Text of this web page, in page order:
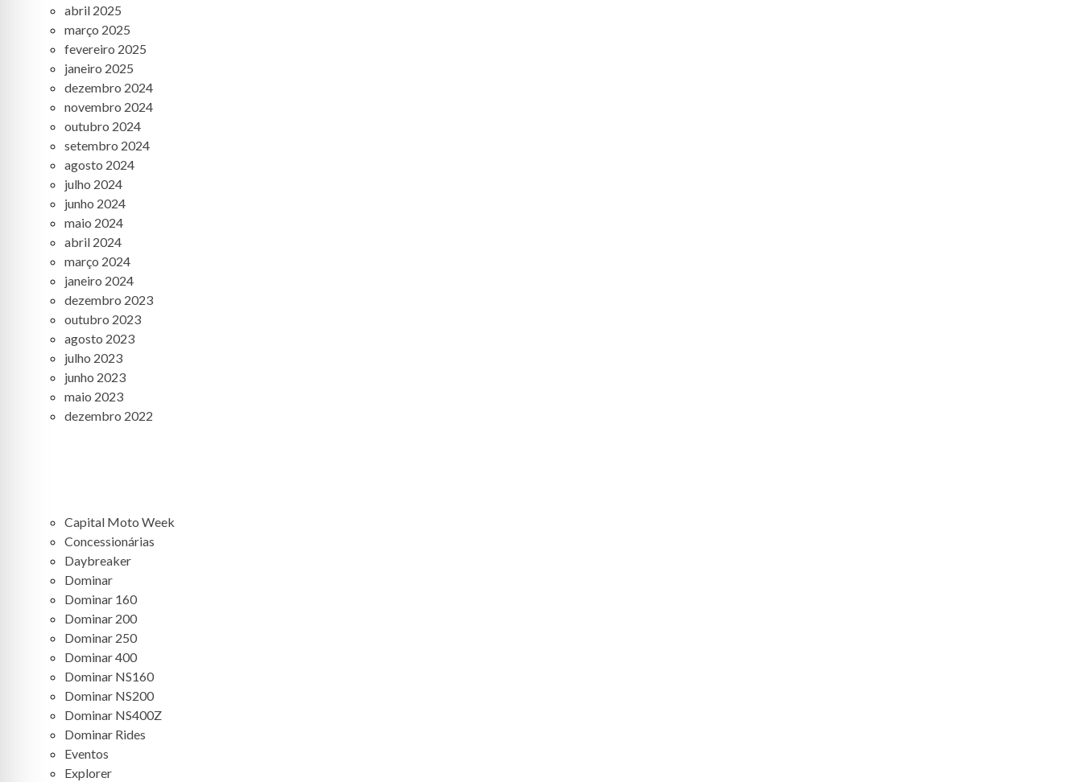
abril 2025
março 2025
fevereiro 2025
janeiro 2025
dezembro 2024
novembro 2024
outubro 2024
setembro 2024
agosto 2024
julho 2024
junho 2024
maio 2024
abril 2024
março 2024
janeiro 2024
dezembro 2023
outubro 2023
agosto 2023
julho 2023
junho 2023
maio 2023
dezembro 2022
Capital Moto Week
Concessionárias
Daybreaker
Dominar
Dominar 160
Dominar 200
Dominar 250
Dominar 400
Dominar NS160
Dominar NS200
Dominar NS400Z
Dominar Rides
Eventos
Explorer